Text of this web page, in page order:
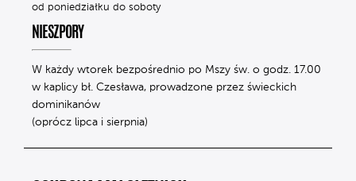
od poniedziałku do soboty
NIESZPORY
W każdy wtorek bezpośrednio po Mszy św. o godz. 17.00
w kaplicy bł. Czesława, prowadzone przez świeckich
dominikanów
(oprócz lipca i sierpnia)